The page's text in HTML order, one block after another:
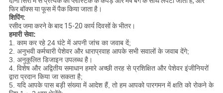
फिर बॉक्स या फूस में पैक किया जाता है।
शिपिंग:
रसीद जमा करने के बाद 15-20 कार्य दिवसों के भीतर।
हमारी सेवा:
1. काम कर रहे 24 घंटे में अपनी जांच का जवाब दें;
2. अनुभवी कर्मचारी पेशेवर और धाराप्रवाह आपके सभी सवालों के जवाब देंगे;
3. अनुकूलित डिजाइन उपलब्ध है।
4. विशेष और अद्वितीय समाधान हमारे अच्छी तरह से प्रशिक्षित और पेशेवर इंजीनियरों
द्वारा प्रदान किया जा सकता है;
5. यदि आपके पास बड़ी संख्या में आदेश हैं, तो हम आपको पारगमन में क्षति को रोकने के